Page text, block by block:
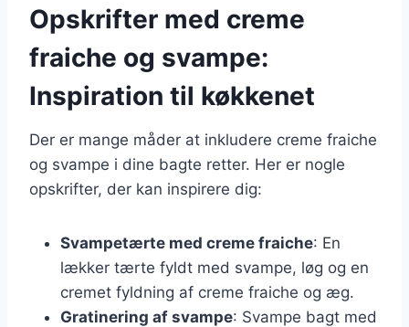
Opskrifter med creme
fraiche og svampe:
Inspiration til køkkenet
Der er mange måder at inkludere creme fraiche
og svampe i dine bagte retter. Her er nogle
opskrifter, der kan inspirere dig:
Svampetærte med creme fraiche: En
lækker tærte fyldt med svampe, løg og en
cremet fyldning af creme fraiche og æg.
Gratinering af svampe: Svampe bagt med